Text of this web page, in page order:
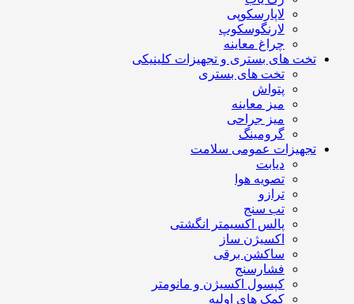
لاپارسکوپی
لارنگوسکوپ
چراغ معاینه
تخت های بستری و تجهیزات کلینیکی
تخت های بستری
پتواش
میز معاینه
میز جراحی
گرومینگ
تجهیزات عمومی سلامت
دیابت
تصویه هوا
ترازو
تب سنج
پالس اکسیمتر انگشتی
اکسیژن ساز
ساکشن برقی
فشارسنج
کپسول اکسیژن و مانومتر
کمک های اولیه